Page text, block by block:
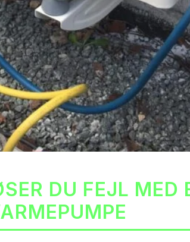
DU FEJL MED